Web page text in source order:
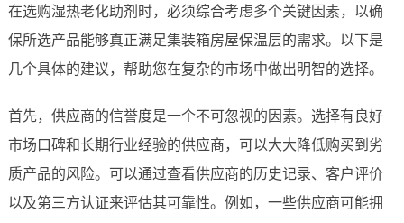
在选购湿热老化助剂时，必须综合考虑多个关键因素，以确
保所选产品能够真正满足集装箱房屋保温层的需求。以下是
几个具体的建议，帮助您在复杂的市场中做出明智的选择。
首先，供应商的信誉度是一个不可忽视的因素。选择有良好
市场口碑和长期行业经验的供应商，可以大大降低购买到劣
质产品的风险。可以通过查看供应商的历史记录、客户评价
以及第三方认证来评估其可靠性。例如，一些供应商可能拥